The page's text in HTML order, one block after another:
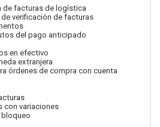
de facturas de logística
verificación de facturas
del pago anticipado
en efectivo
extranjera
órdenes de compra con cuenta
con variaciones